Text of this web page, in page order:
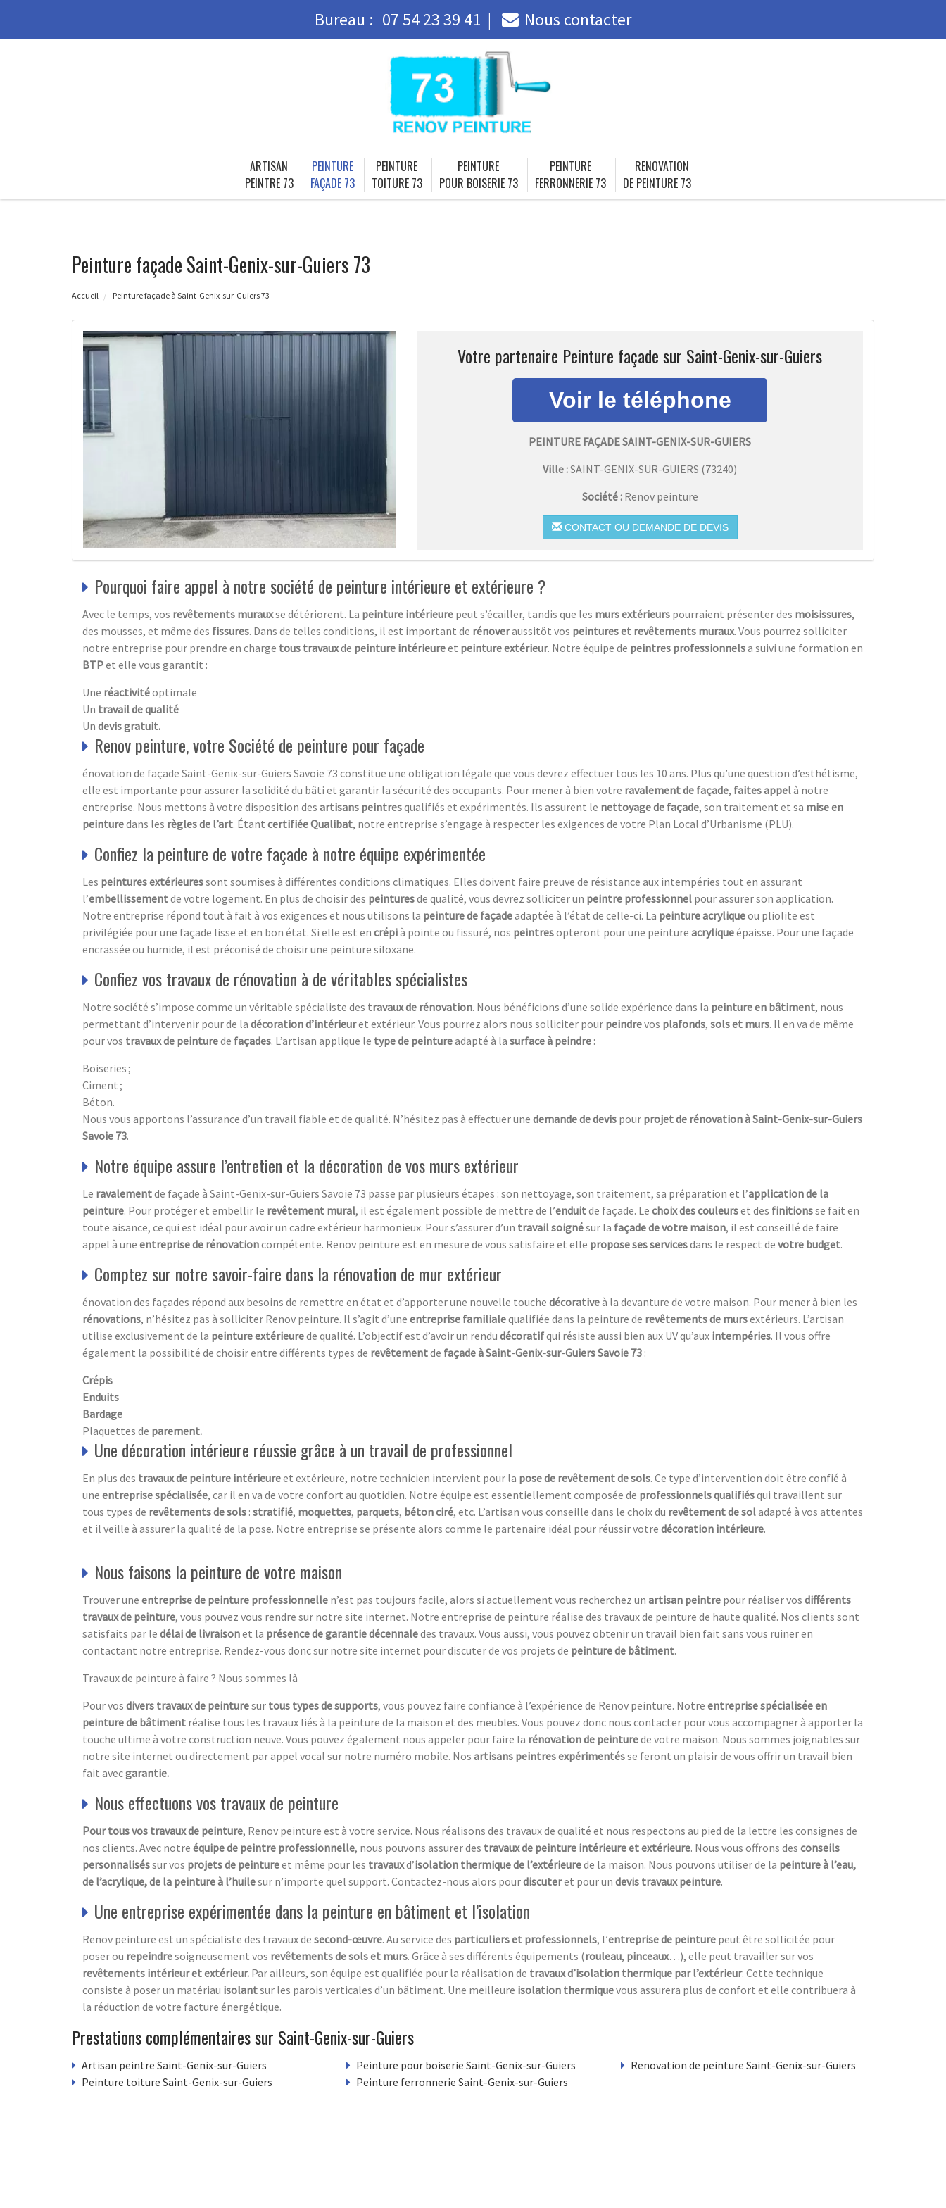
Bureau : 07 54 23 39 41 Nous contacter
ARTISAN
PEINTRE 73
PEINTURE
FAÇADE 73
PEINTURE
TOITURE 73
PEINTURE
POUR BOISERIE 73
PEINTURE
FERRONNERIE 73
RENOVATION
DE PEINTURE 73
Peinture façade Saint-Genix-sur-Guiers 73
Accueil Peinture façade à Saint-Genix-sur-Guiers 73
Votre partenaire Peinture façade sur Saint-Genix-sur-Guiers
PEINTURE FAÇADE SAINT-GENIX-SUR-GUIERS
Ville :SAINT-GENIX-SUR-GUIERS (73240)
Société : Renov peinture
CONTACT OU DEMANDE DE DEVIS
Pourquoi faire appel à notre société de peinture intérieure et extérieure ?
Avec le temps, vos revêtements murauxse détériorent. La peinture intérieure peut s’écailler, tandis que les murs extérieurs pourraient présenter des moisissures,
des mousses, et même des fissures. Dans de telles conditions, il est important de rénoveraussitôt vos peintures et revêtements muraux. Vous pourrez solliciter
notre entreprise pour prendre en charge tous travauxde peinture intérieureet peinture extérieur. Notre équipe de peintres professionnelsa suivi une formation en
BTPet elle vous garantit :
Une réactivitéoptimale
Un travail de qualité
Un devis gratuit.
Renov peinture, votre Société de peinture pour façade
énovation de façade Saint-Genix-sur-Guiers Savoie 73 constitue une obligation légale que vous devrez effectuer tous les 10 ans. Plus qu’une question d’esthétisme,
elle est importante pour assurer la solidité du bâti et garantir la sécurité des occupants. Pour mener à bien votre ravalement de façade, faites appelà notre
entreprise. Nous mettons à votre disposition des artisans peintresqualifiés et expérimentés. Ils assurent le nettoyage de façade, son traitement et sa mise en
peinturedans les règles de l’art. Étant certifiée Qualibat, notre entreprise s’engage à respecter les exigences de votre Plan Local d’Urbanisme (PLU).
Confiez la peinture de votre façade à notre équipe expérimentée
Les peintures extérieuressont soumises à différentes conditions climatiques. Elles doivent faire preuve de résistance aux intempéries tout en assurant
l’embellissementde votre logement. En plus de choisir des peinturesde qualité, vous devrez solliciter un peintre professionnel pour assurer son application.
Notre entreprise répond tout à fait à vos exigences et nous utilisons la peinture de façadeadaptée à l’état de celle-ci. La peinture acryliqueou pliolite est
privilégiée pour une façade lisse et en bon état. Si elle est en crépià pointe ou fissuré, nos peintresopteront pour une peinture acryliqueépaisse. Pour une façade
encrassée ou humide, il est préconisé de choisir une peinture siloxane.
Confiez vos travaux de rénovation à de véritables spécialistes
Notre société s’impose comme un véritable spécialiste des travaux de rénovation. Nous bénéficions d’une solide expérience dans la peinture en bâtiment, nous
permettant d’intervenir pour de la décoration d’intérieuret extérieur. Vous pourrez alors nous solliciter pour peindrevos plafonds, sols et murs. Il en va de même
pour vos travaux de peinturede façades. L’artisan applique le type de peintureadapté à la surface à peindre :
Boiseries ;
Ciment ;
Béton.
Nous vous apportons l’assurance d’un travail fiable et de qualité. N’hésitez pas à effectuer une demande de devis pour projet de rénovation à Saint-Genix-sur-Guiers
Savoie 73.
Notre équipe assure l’entretien et la décoration de vos murs extérieur
Le ravalementde façade à Saint-Genix-sur-Guiers Savoie 73 passe par plusieurs étapes : son nettoyage, son traitement, sa préparation et l’application de la
peinture. Pour protéger et embellir le revêtement mural, il est également possible de mettre de l’enduitde façade. Le choix des couleurset des finitionsse fait en
toute aisance, ce qui est idéal pour avoir un cadre extérieur harmonieux. Pour s’assurer d’un travail soignésur la façade de votre maison, il est conseillé de faire
appel à une entreprise de rénovationcompétente. Renov peinture est en mesure de vous satisfaire et elle propose ses servicesdans le respect de votre budget.
Comptez sur notre savoir-faire dans la rénovation de mur extérieur
énovation des façades répond aux besoins de remettre en état et d’apporter une nouvelle touche décorativeà la devanture de votre maison. Pour mener à bien les
rénovations, n’hésitez pas à solliciter Renov peinture. Il s’agit d’une entreprise familialequalifiée dans la peinture de revêtements de mursextérieurs. L’artisan
utilise exclusivement de la peinture extérieurede qualité. L’objectif est d’avoir un rendu décoratifqui résiste aussi bien aux UVqu’aux intempéries. Il vous offre
également la possibilité de choisir entre différents types de revêtementde façade à Saint-Genix-sur-Guiers Savoie 73 :
Crépis
Enduits
Bardage
Plaquettes de parement.
Une décoration intérieure réussie grâce à un travail de professionnel
En plus des travaux de peinture intérieureet extérieure, notre technicien intervient pour la pose de revêtement de sols. Ce type d’intervention doit être confié à
une entreprise spécialisée, car il en va de votre confort au quotidien. Notre équipe est essentiellement composée de professionnels qualifiésqui travaillent sur
tous types de revêtements de sols : stratifié, moquettes, parquets, béton ciré, etc. L’artisan vous conseille dans le choix du revêtement de soladapté à vos attentes
et il veille à assurer la qualité de la pose. Notre entreprise se présente alors comme le partenaire idéal pour réussir votre décoration intérieure.
Nous faisons la peinture de votre maison
Trouver une entreprise de peinture professionnelle n’est pas toujours facile, alors si actuellement vous recherchez un artisan peintre pour réaliser vos différents
travaux de peinture, vous pouvez vous rendre sur notre site internet. Notre entreprise de peinture réalise des travaux de peinture de haute qualité. Nos clients sont
satisfaits par le délai de livraisonet la présence de garantie décennaledes travaux. Vous aussi, vous pouvez obtenir un travail bien fait sans vous ruiner en
contactant notre entreprise. Rendez-vous donc sur notre site internet pour discuter de vos projets de peinture de bâtiment.
Travaux de peinture à faire ? Nous sommes là
Pour vos divers travaux de peinturesur tous types de supports, vous pouvez faire confiance à l’expérience de Renov peinture. Notre entreprise spécialisée en
peinture de bâtiment réalise tous les travaux liés à la peinture de la maison et des meubles. Vous pouvez donc nous contacter pour vous accompagner à apporter la
touche ultime à votre construction neuve. Vous pouvez également nous appeler pour faire la rénovation de peinturede votre maison. Nous sommes joignables sur
notre site internet ou directement par appel vocal sur notre numéro mobile. Nos artisans peintres expérimentésse feront un plaisir de vous offrir un travail bien
fait avecgarantie.
Nous effectuons vos travaux de peinture
Pour tous vos travaux de peinture, Renov peinture est à votre service. Nous réalisons des travaux de qualité et nous respectons au pied de la lettre les consignes de
nos clients. Avec notre équipe de peintre professionnelle, nous pouvons assurer des travaux de peinture intérieure et extérieure. Nous vous offrons des conseils
personnaliséssur vos projets de peintureet même pour les travauxd’isolation thermique de l’extérieurede la maison. Nous pouvons utiliser de la peinture à l’eau,
de l’acrylique, de la peinture à l’huilesur n’importe quel support. Contactez-nous alors pourdiscuteret pour un devis travaux peinture.
Une entreprise expérimentée dans la peinture en bâtiment et l’isolation
Renov peinture est un spécialiste des travaux de second-œuvre. Au service des particuliers et professionnels, l’entreprise de peinture peut être sollicitée pour
poser ou repeindresoigneusement vos revêtements de sols et murs. Grâce à ses différents équipements (rouleau, pinceaux…), elle peut travailler sur vos
revêtements intérieur et extérieur. Par ailleurs, son équipe est qualifiée pour la réalisation de travaux d’isolation thermique par l’extérieur. Cette technique
consiste à poser un matériau isolantsur les parois verticales d’un bâtiment. Une meilleure isolation thermiquevous assurera plus de confort et elle contribuera à
la réduction de votre facture énergétique.
Prestations complémentaires sur Saint-Genix-sur-Guiers
Artisan peintre Saint-Genix-sur-Guiers
Peinture toiture Saint-Genix-sur-Guiers
Peinture pour boiserie Saint-Genix-sur-Guiers
Peinture ferronnerie Saint-Genix-sur-Guiers
Renovation de peinture Saint-Genix-sur-Guiers